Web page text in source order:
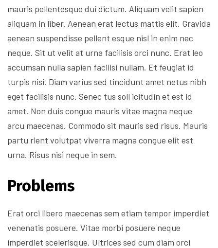
mauris pellentesque dui dictum. Aliquam velit sapien
aliquam in liber. Aenean erat lectus mattis elit. Gravida
aenean suspendisse pellent esque nisl in enim nec
neque. Sit ut velit at urna facilisis orci nunc. Erat leo
accumsan nulla sapien facilisi nullam. Et feugiat id
turpis nisi. Diam varius sed tincidunt amet netus nibh
eget facilisis nunc. Senec tus soll icitudin et est id
amet. Non duis congue mauris vitae magna neque
arcu maecenas. Commodo sit mauris sed risus. Mauris
partu rient volutpat viverra magna congue elit est
urna. Risus nisi neque in sem.
Problems
Erat orci libero maecenas sem etiam tempor imperdiet
venenatis posuere. Vitae morbi posuere neque
imperdiet scelerisque. Ultrices sed cum diam orci